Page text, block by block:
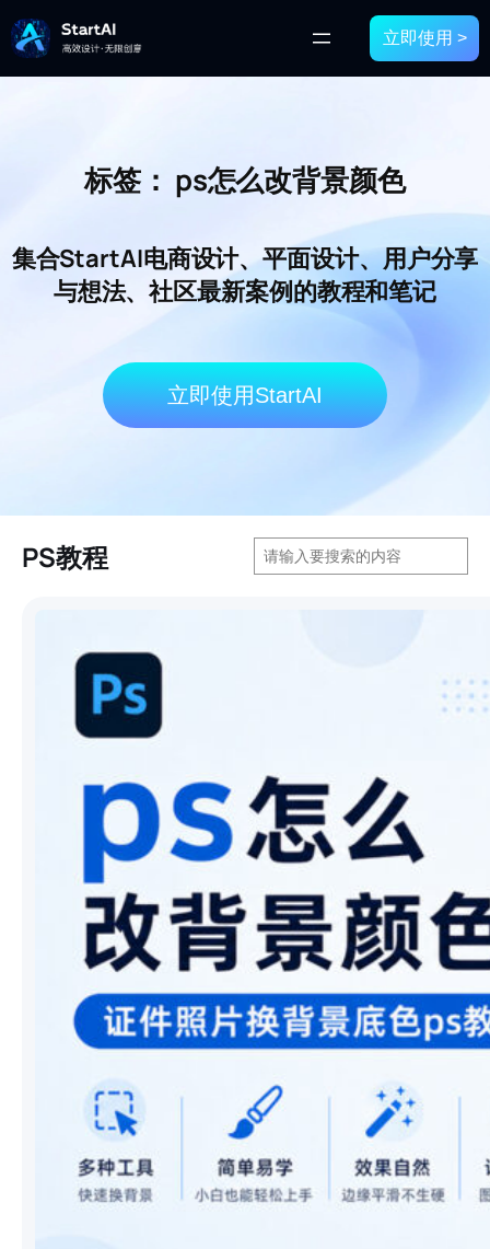
立即使用 >
标签： ps怎么改背景颜色
集合StartAI电商设计、平面设计、用户分享
与想法、社区最新案例的教程和笔记
立即使用StartAI
PS教程
搜
索